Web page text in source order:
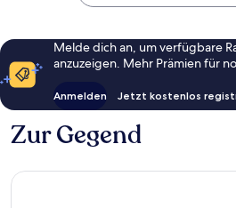
Melde dich an, um verfügbare
anzuzeigen. Mehr Prämien für
Anmelden Jetzt kostenlos
Zur Gegend